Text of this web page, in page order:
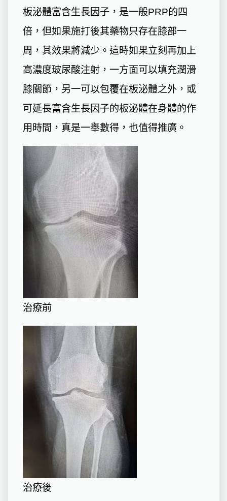
板泌體富含生長因子，是一般PRP的四
倍，但如果施打後其藥物只存在膝部一
周，其效果將減少。這時如果立刻再加上
高濃度玻尿酸注射，一方面可以填充潤滑
膝關節，另一可以包覆在板泌體之外，或
可延長富含生長因子的板泌體在身體的作
用時間，真是一舉數得，也值得推廣。
治療前
治療後